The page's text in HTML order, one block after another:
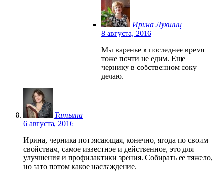
Ирина Лукшиц
8 августа, 2016
Мы варенье в последнее время
тоже почти не едим. Еще
чернику в собственном соку
делаю.
Татьяна
6 августа, 2016
Ирина, черника потрясающая, конечно, ягода по своим
свойствам, самое известное и действенное, это для
улучшения и профилактики зрения. Собирать ее тяжело,
но зато потом какое наслаждение.